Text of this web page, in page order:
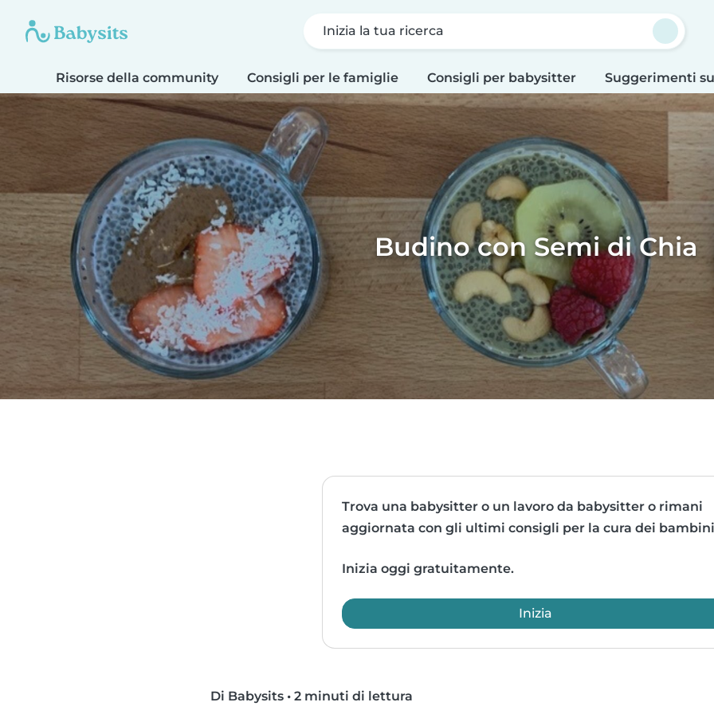
Inizia la tua ricerca
Risorse della community Consigli per le famiglie Consigli per babysitter Suggerimenti
Budino con Semi di Chia
Trova una babysitter o un lavoro da babysitter o rimani
aggiornata con gli ultimi consigli per la cura dei
Inizia oggi gratuitamente.
Inizia
Di Babysits • 2 minuti di lettura